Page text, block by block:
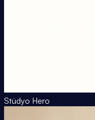
Stüdyo Hero